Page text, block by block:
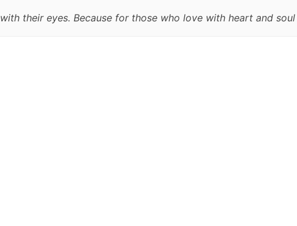
their eyes. Because for those who love with heart and